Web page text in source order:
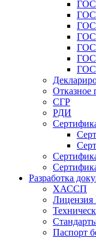
Отказное
СГР
РДИ
Разработка
ХАССП
Лицензия
Паспорт